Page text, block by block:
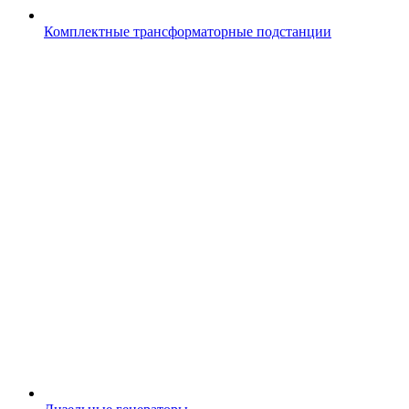
Комплектные трансформаторные подстанции